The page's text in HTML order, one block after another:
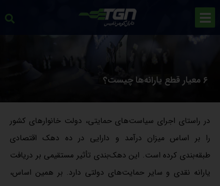
۶ معیار قطع یارانه‌ها چیست؟
در راستای اجرای سیاست‌های حمایتی، دولت خانوارهای کشور
را بر اساس میزان درآمد و دارایی در ده دهک اقتصادی
طبقه‌بندی کرده است. این دهک‌بندی تأثیر مستقیمی بر دریافت
یارانه نقدی و سایر حمایت‌های دولتی دارد. بر همین اساس،